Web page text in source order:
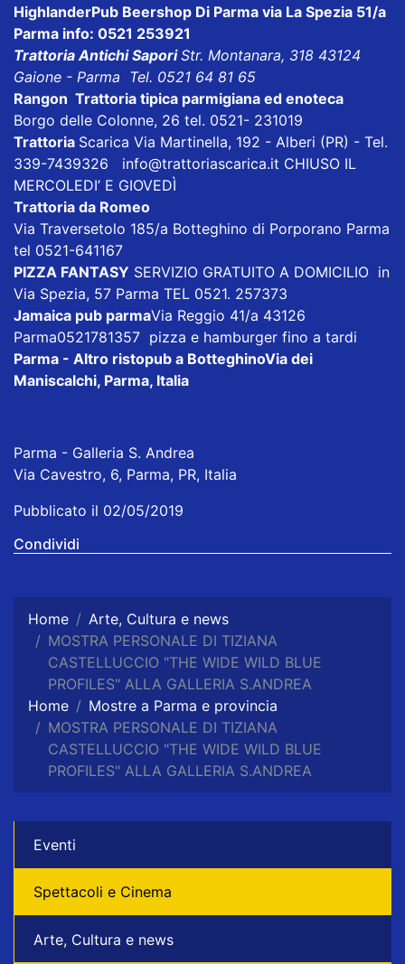
HighlanderPub Beershop Di Parma via La Spezia 51/a
Parma info: 0521 253921
Trattoria Antichi SaporiStr. Montanara, 318 43124
Gaione - Parma Tel. 0521 64 81 65
Rangon Trattoria tipica parmigiana ed enoteca
Borgo delle Colonne, 26 tel. 0521- 231019
Trattoria Scarica Via Martinella, 192 - Alberi (PR) - Tel.
339-7439326 info@trattoriascarica.it CHIUSO IL
MERCOLEDI’ E GIOVEDÌ
Trattoria da Romeo
Via Traversetolo 185/a Botteghino di Porporano Parma
tel 0521-641167
PIZZA FANTASY SERVIZIO GRATUITO A DOMICILIO in
Via Spezia, 57 Parma TEL 0521. 257373
Jamaica pub parmaVia Reggio 41/a 43126
Parma0521781357 pizza e hamburger fino a tardi
Parma - Altro ristopub a BotteghinoVia dei
Maniscalchi, Parma, Italia
Parma - Galleria S. Andrea
Via Cavestro, 6, Parma, PR, Italia
Pubblicato il 02/05/2019
Condividi
Home
Arte, Cultura e news
MOSTRA PERSONALE DI TIZIANA
CASTELLUCCIO "THE WIDE WILD BLUE
PROFILES" ALLA GALLERIA S.ANDREA
Home
Mostre a Parma e provincia
MOSTRA PERSONALE DI TIZIANA
CASTELLUCCIO "THE WIDE WILD BLUE
PROFILES" ALLA GALLERIA S.ANDREA
Eventi
Spettacoli e Cinema
Arte, Cultura e news